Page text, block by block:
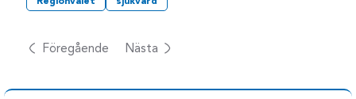
Föregående Nästa